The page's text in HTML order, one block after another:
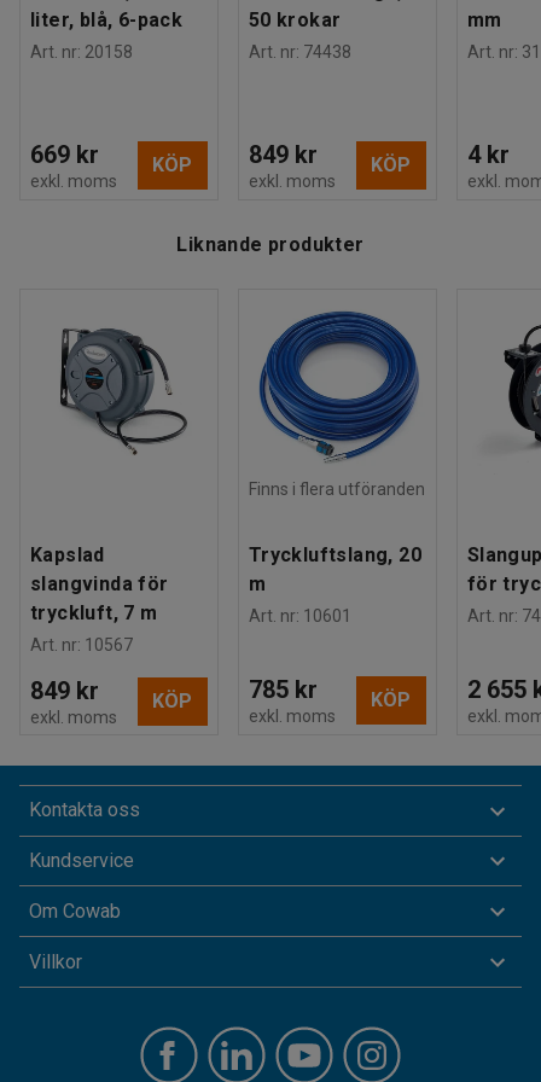
liter, blå, 6-pack
Art. nr: 20158
669 kr
exkl. moms
KÖP
50 krokar
Art. nr: 74438
849 kr
exkl. moms
KÖP
mm
Art. nr:
4 kr
exkl.
Liknande produkter
Kapslad
slangvinda för
tryckluft, 7 m
Art. nr: 10567
849 kr
exkl. moms
KÖP
Finns i flera utföranden
Tryckluftslang, 20
m
Art. nr: 10601
785 kr
exkl. moms
KÖP
för
Art. nr:
2 655
exkl.
Kontakta oss
Kundservice
Om Cowab
Villkor